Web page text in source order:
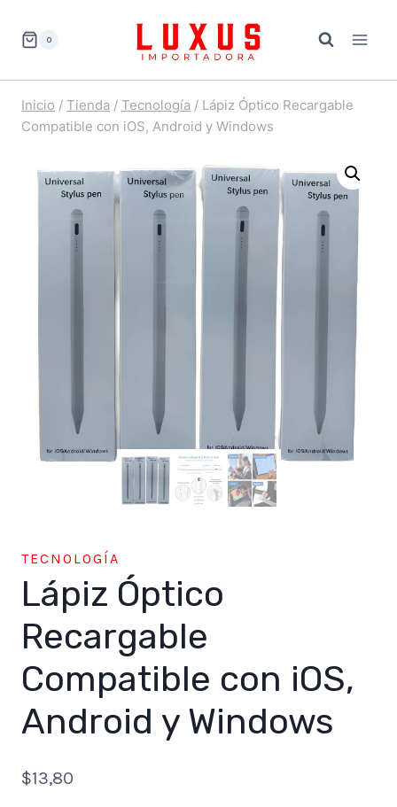
0
Inicio / Tienda / Tecnología / Lápiz Óptico Recargable
Compatible con iOS, Android y Windows
TECNOLOGÍA
Lápiz Óptico
Recargable
Compatible con iOS,
Android y Windows
$13,80